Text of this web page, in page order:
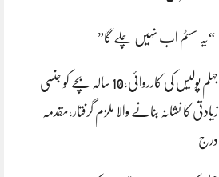
“یہ سسٹم اب نہیں چلے گا”
جہلم پولیس کی کارروائی،10 سالہ بچے کو جنسی
زیادتی کا نشانہ بنانے والا ملزم گرفتار،مقدمہ
درج